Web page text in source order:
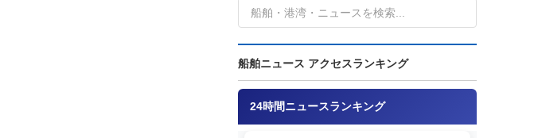
船舶ニュース アクセスランキング
24時間ニュースランキング